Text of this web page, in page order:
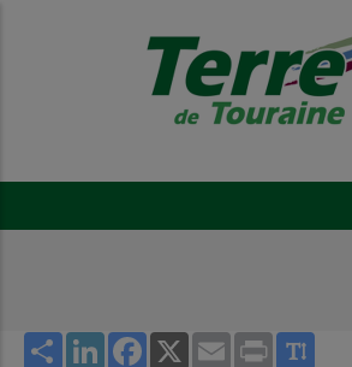
Share LinkedInFacebook
X Email Print